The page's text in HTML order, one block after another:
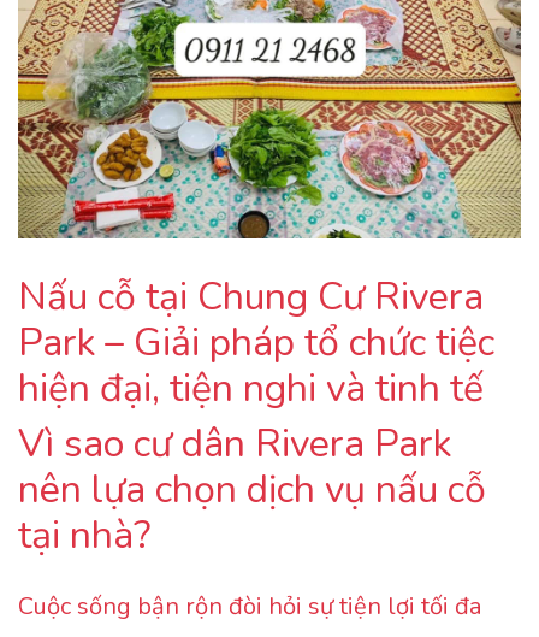
Nấu cỗ tại Chung Cư Rivera
Park – Giải pháp tổ chức tiệc
hiện đại, tiện nghi và tinh tế
Vì sao cư dân Rivera Park
nên lựa chọn dịch vụ nấu cỗ
tại nhà?
Cuộc sống bận rộn đòi hỏi sự tiện lợi tối đa